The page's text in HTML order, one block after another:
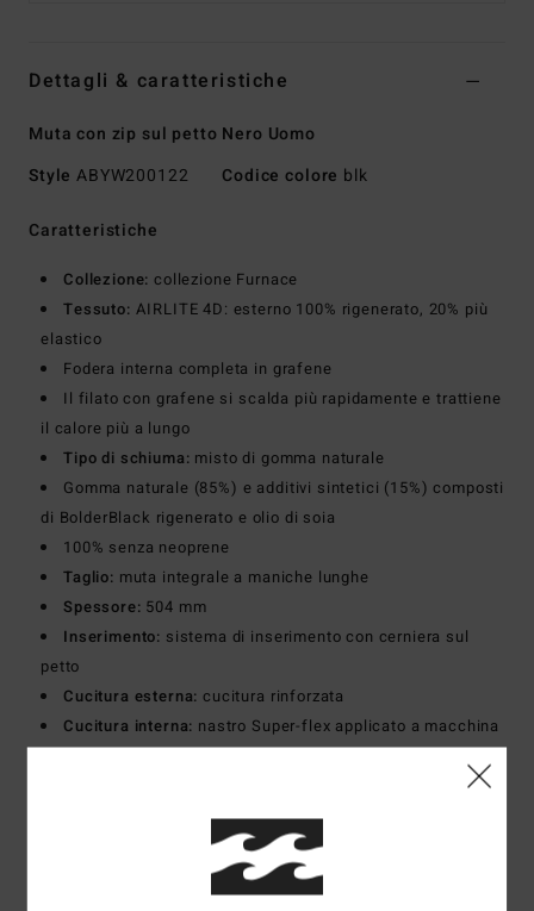
Dettagli & caratteristiche
Muta con zip sul petto Nero Uomo
Style ABYW200122 Codice colore blk
Caratteristiche
Collezione: collezione Furnace
Tessuto: AIRLITE 4D: esterno 100% rigenerato, 20% più
elastico
Fodera interna completa in grafene
Il filato con grafene si scalda più rapidamente e trattiene
il calore più a lungo
Tipo di schiuma: misto di gomma naturale
Gomma naturale (85%) e additivi sintetici (15%) composti
di BolderBlack rigenerato e olio di soia
100% senza neoprene
Taglio: muta integrale a maniche lunghe
Spessore: 504 mm
Inserimento: sistema di inserimento con cerniera sul
petto
Cucitura esterna: cucitura rinforzata
Cucitura interna: nastro Super-flex applicato a macchina
Dichiarazione Di Conformità
[Tessuto principale] 70% nylon riciclato,
19% nylon, 11% elastan